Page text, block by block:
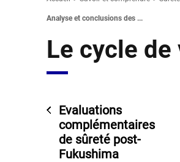
Analyse et conclusions des ...
Le cycle
Evaluations
complémentaires
de sûreté post-
Fukushima